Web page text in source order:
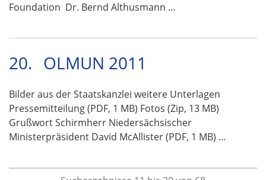
Foundation Dr. Bernd Althusmann …
20. OLMUN 2011
Bilder aus der Staatskanzlei weitere Unterlagen
Pressemitteilung (PDF, 1 MB) Fotos (Zip, 13 MB)
Grußwort Schirmherr Niedersächsischer
Ministerpräsident David McAllister (PDF, 1 MB) …